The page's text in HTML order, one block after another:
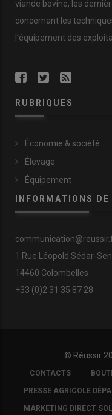
viande bovine, les
concernant les
l’équipement des
RUBRIQUES
Économie & société
Élevage
Équipement
INFORMATIONS
1 Rue Léopold Sédar-
14460 Colombelles
+33 (0)2 31 35 87 28
© Réussir
FOOTER
COPYRIGHT
CONTACTS
PRESSE AGRICOLE
MARKETING DIRECT